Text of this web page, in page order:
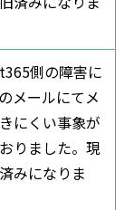
側の障害に
メールにてメ
にくい事象が
りました。現
みになりま